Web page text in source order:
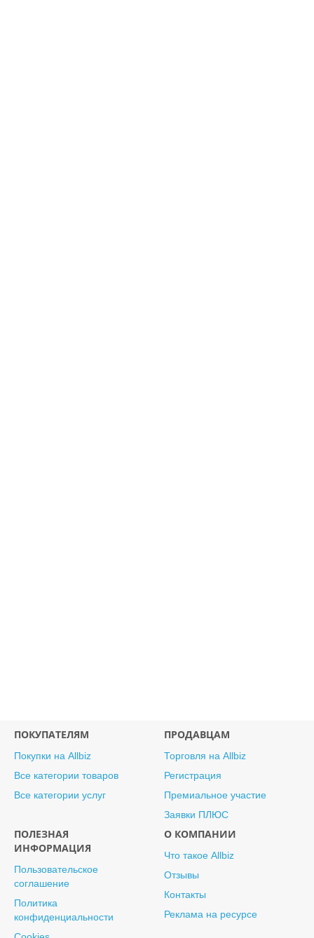
ПОКУПАТЕЛЯМ
Покупки на Allbiz
Все категории товаров
Все категории услуг
ПРОДАВЦАМ
Торговля на Allbiz
Регистрация
Премиальное участие
Заявки ПЛЮС
ПОЛЕЗНАЯ
ИНФОРМАЦИЯ
Пользовательское
соглашение
Политика
конфиденциальности
О КОМПАНИИ
Что такое Allbiz
Отзывы
Контакты
Реклама на ресурсе